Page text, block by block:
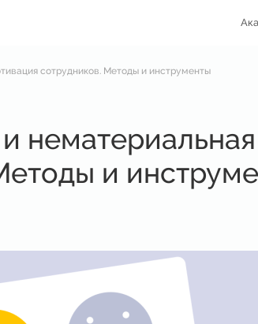
сотрудников. Методы и инструменты
и